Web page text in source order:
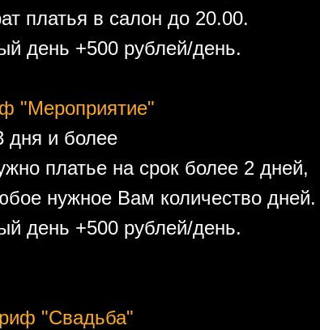
платья в салон до 20.00.
день +500 рублей/день.
"Мероприятие"
дня и более
платье на срок более 2 дней,
нужное Вам количество дней.
день +500 рублей/день.
"Свадьба"